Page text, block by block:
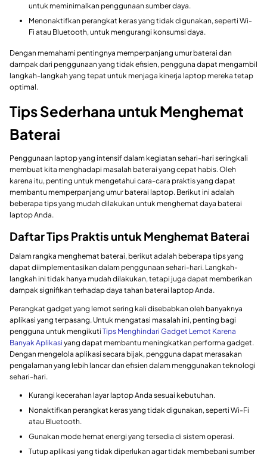
untuk meminimalkan penggunaan sumber daya.
Menonaktifkan perangkat keras yang tidak digunakan, seperti Wi-
Fi atau Bluetooth, untuk mengurangi konsumsi daya.
Dengan memahami pentingnya memperpanjang umur baterai dan
dampak dari penggunaan yang tidak efisien, pengguna dapat mengambil
langkah-langkah yang tepat untuk menjaga kinerja laptop mereka tetap
optimal.
Tips Sederhana untuk Menghemat
Baterai
Penggunaan laptop yang intensif dalam kegiatan sehari-hari seringkali
membuat kita menghadapi masalah baterai yang cepat habis. Oleh
karena itu, penting untuk mengetahui cara-cara praktis yang dapat
membantu memperpanjang umur baterai laptop. Berikut ini adalah
beberapa tips yang mudah dilakukan untuk menghemat daya baterai
laptop Anda.
Daftar Tips Praktis untuk Menghemat Baterai
Dalam rangka menghemat baterai, berikut adalah beberapa tips yang
dapat diimplementasikan dalam penggunaan sehari-hari. Langkah-
langkah ini tidak hanya mudah dilakukan, tetapi juga dapat memberikan
dampak signifikan terhadap daya tahan baterai laptop Anda.
Perangkat gadget yang lemot sering kali disebabkan oleh banyaknya
aplikasi yang terpasang. Untuk mengatasi masalah ini, penting bagi
pengguna untuk mengikuti Tips Menghindari Gadget Lemot Karena
Banyak Aplikasi yang dapat membantu meningkatkan performa gadget.
Dengan mengelola aplikasi secara bijak, pengguna dapat merasakan
pengalaman yang lebih lancar dan efisien dalam menggunakan teknologi
sehari-hari.
Kurangi kecerahan layar laptop Anda sesuai kebutuhan.
Nonaktifkan perangkat keras yang tidak digunakan, seperti Wi-Fi
atau Bluetooth.
Gunakan mode hemat energi yang tersedia di sistem operasi.
Tutup aplikasi yang tidak diperlukan agar tidak membebani sumber